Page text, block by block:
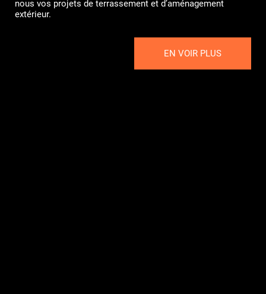
nous vos projets de terrassement et d’aménagement
extérieur.
EN VOIR PLUS